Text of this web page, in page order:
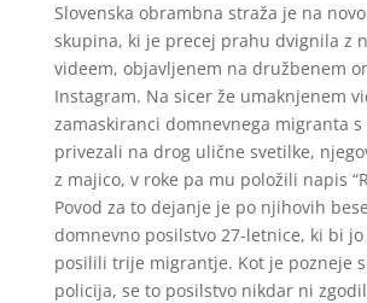
Slovenska obrambna straža je na
skupina, ki je precej prahu dvignila z
videem, objavljenem na družbenem
Instagram. Na sicer že umaknjenem
zamaskiranci domnevnega migranta
privezali na drog ulične svetilke,
z majico, v roke pa mu položili napis
Povod za to dejanje je po njihovih
domnevno posilstvo 27-letnice, ki bi
posilili trije migrantje. Kot je pozneje
policija, se to posilstvo nikdar ni